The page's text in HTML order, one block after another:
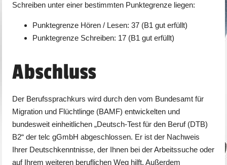
Schreiben unter einer bestimmten Punktegrenze liegen:
Punktegrenze Hören / Lesen: 37 (B1 gut erfüllt)
Punktegrenze Schreiben: 17 (B1 gut erfüllt)
Abschluss
Der Berufssprachkurs wird durch den vom Bundesamt für
Migration und Flüchtlinge (BAMF) entwickelten und
bundesweit einheitlichen „Deutsch-Test für den Beruf (DTB)
B2“ der telc gGmbH abgeschlossen. Er ist der Nachweis
Ihrer Deutschkenntnisse, der Ihnen bei der Arbeitssuche oder
auf Ihrem weiteren beruflichen Weg hilft. Außerdem